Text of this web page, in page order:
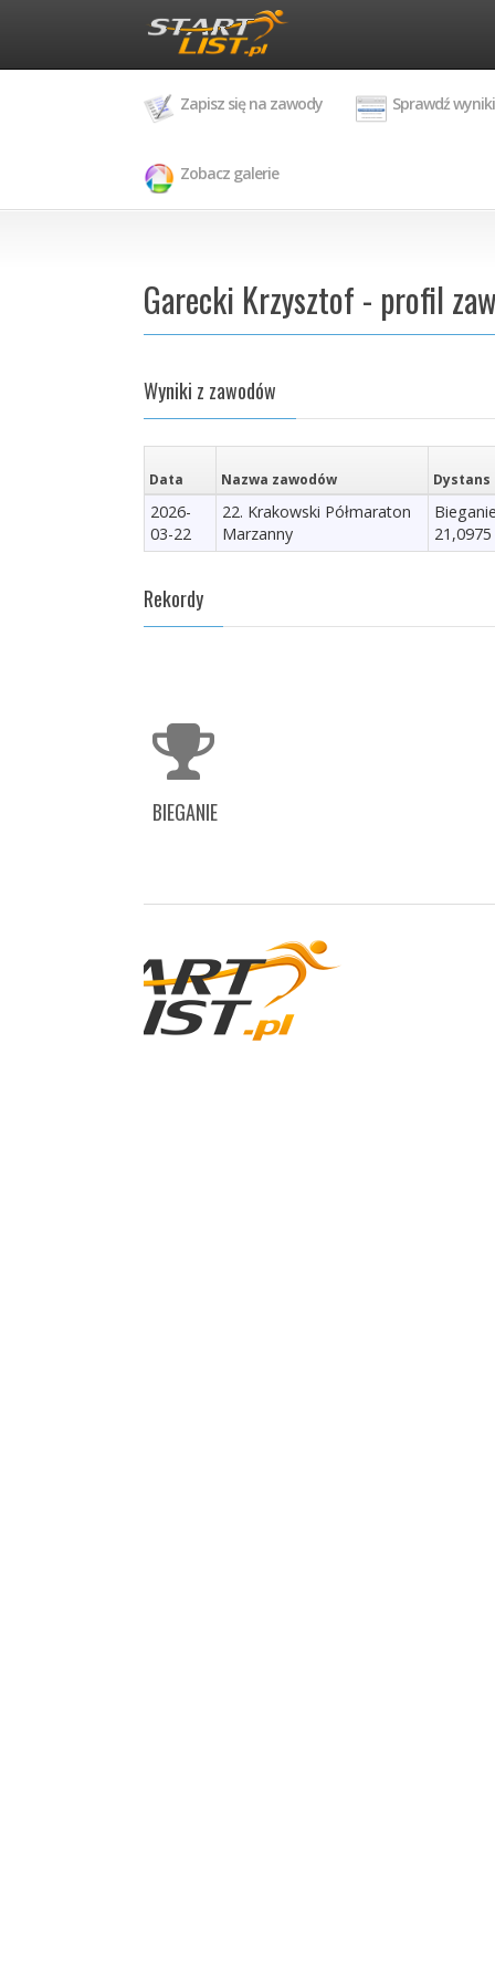
Zapisz się na zawody Sprawdź wyniki
Zobacz galerie
Garecki Krzysztof - profil
Wyniki z zawodów
Data Nazwa zawodów Dystans
2026-
03-22
22. Krakowski Półmaraton
Marzanny
Rekordy
BIEGANIE